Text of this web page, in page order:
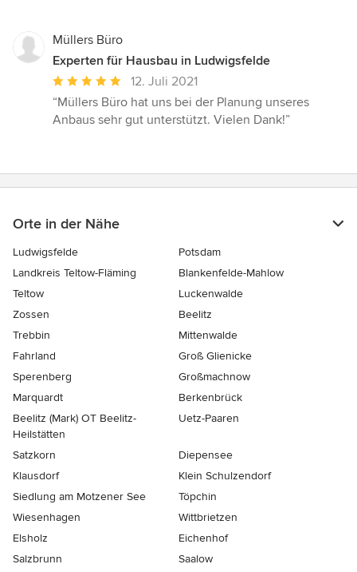
Müllers Büro
Experten für Hausbau in Ludwigsfelde
Durchschnittliche
Bewertung:
5
12. Juli 2021
“Müllers Büro hat uns bei der Planung unseres
Anbaus sehr gut unterstützt. Vielen Dank!”
Orte in der Nähe
Ludwigsfelde
Potsdam
Landkreis Teltow-Fläming
Blankenfelde-Mahlow
Teltow
Luckenwalde
Zossen
Beelitz
Trebbin
Mittenwalde
Fahrland
Groß Glienicke
Sperenberg
Großmachnow
Marquardt
Berkenbrück
Beelitz (Mark) OT Beelitz-
Heilstätten
Uetz-Paaren
Satzkorn
Diepensee
Klausdorf
Klein Schulzendorf
Siedlung am Motzener See
Töpchin
Wiesenhagen
Wittbrietzen
Elsholz
Eichenhof
Salzbrunn
Saalow